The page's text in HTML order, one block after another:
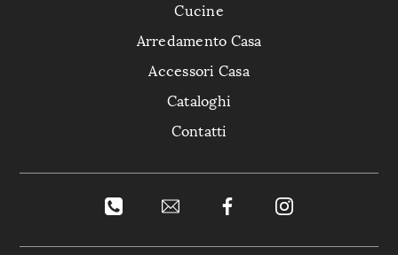
Cucine
Arredamento Casa
Accessori Casa
Cataloghi
Contatti